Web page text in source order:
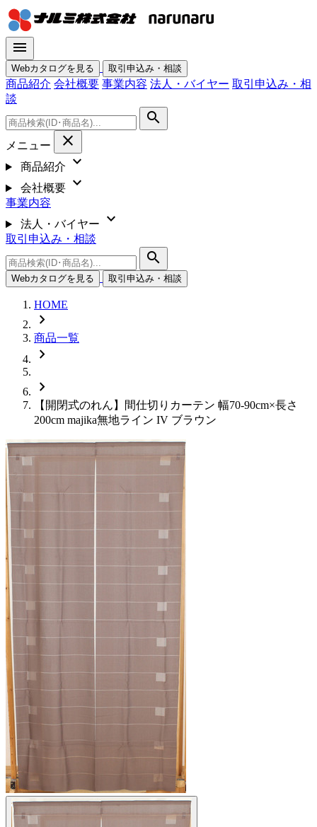
menu
Webカタログを見る 取引申込み・相談
商品紹介 会社概要 事業内容 法人・バイヤー 取引申込み・相
談
search
メニュー close
商品紹介 expand_more
会社概要 expand_more
事業内容
法人・バイヤー
expand_more
取引申込み・相談
search
Webカタログを見る 取引申込み・相談
HOME
chevron_right
商品一覧
chevron_right
chevron_right
【開閉式のれん】間仕切りカーテン 幅70-90cm×長さ
200cm majika無地ライン IV ブラウン